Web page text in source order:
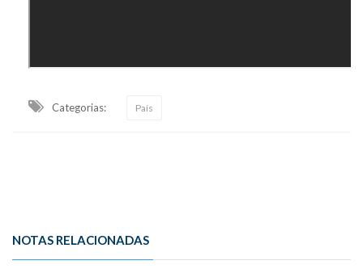
Categorias: País
NOTAS RELACIONADAS